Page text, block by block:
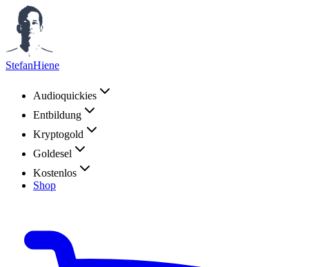
StefanHiene
Audioquickies
Entbildung
Kryptogold
Goldesel
Kostenlos
Shop